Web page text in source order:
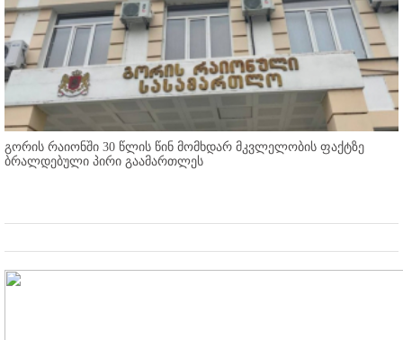
გორის რაიონში 30 წლის წინ მომხდარ მკვლელობის ფაქტზე
ბრალდებული პირი გაამართლეს